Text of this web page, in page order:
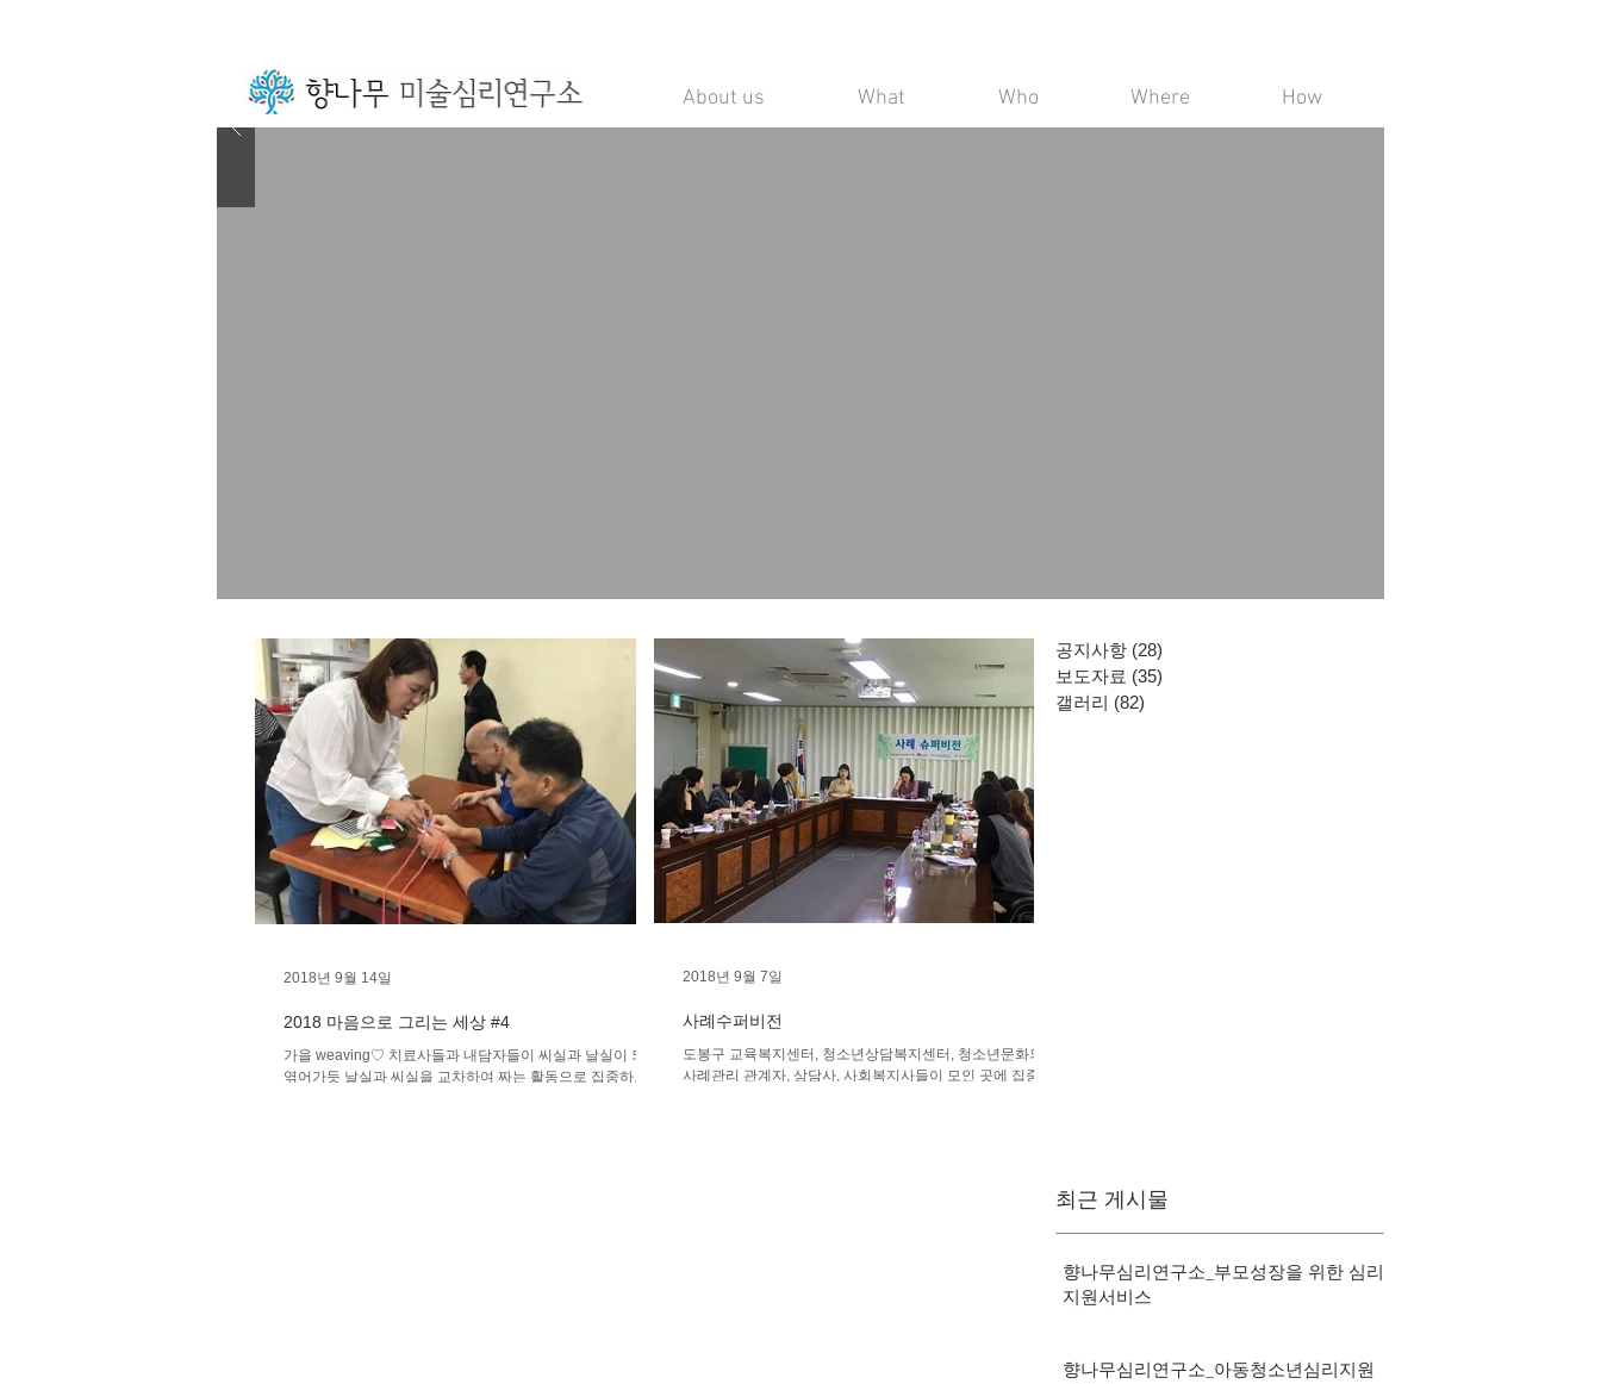
About us What Who Where How
2018 마음으로 그리는 세상 #4
가을 weaving♡ 치료사들과 내담자들이 씨실과 날실이 되어
엮어가듯 날실과 씨실을 교차하여 짜는 활동으로 집중하고
2018년 9월 14일
사례수퍼비전
도봉구 교육복지센터, 청소년상담복지센터, 청소년문화의 집
사례관리 관계자, 상담사, 사회복지사들이 모인 곳에 집중 사
2018년 9월 7일
공지사항 (28)
보도자료 (35)
갤러리 (82)
최근 게시물
향나무심리연구소_부모성장을 위한 심리
지원서비스
향나무심리연구소_아동청소년심리지원